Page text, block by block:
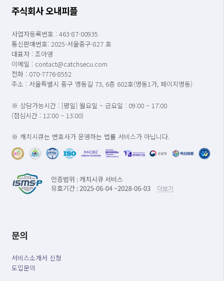
주식회사 오내피플
사업자등록번호 : 463-87-00935
통신판매번호: 2025-서울중구-827 호
대표자 : 조아영
이메일 : contact@catchsecu.com
전화 : 070-7776-8552
주소 : 서울특별시 중구 명동길 73, 6층 602호(명동1가, 페이지명동)
※ 상담가능시간 : [평일] 월요일 ~ 금요일 : 09:00 ~ 17:00
(점심시간 : 12:00 ~ 13:00)
※ 캐치시큐는 변호사가 운영하는 법률 서비스가 아닙니다.
문의
서비스소개서 신청
도입문의